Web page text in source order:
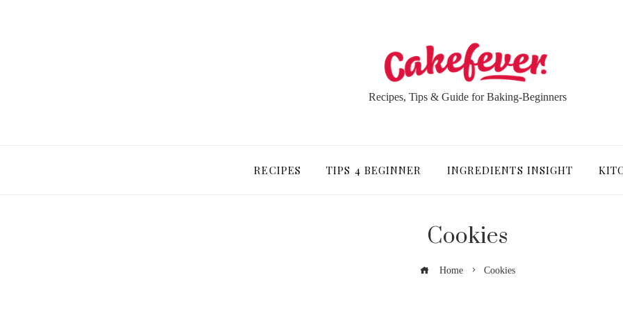
Recipes, Tips & Guide for Baking-Beginners
RECIPES TIPS 4 BEGINNER INGREDIENTS INSIGHT
Cookies
Home Cookies